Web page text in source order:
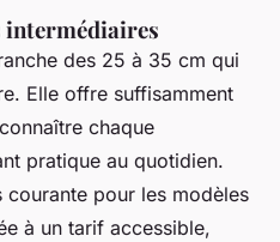
intermédiaires
des 25 à 35 cm qui
Elle offre suffisamment
chaque
pratique au quotidien.
courante pour les modèles
à un tarif accessible,